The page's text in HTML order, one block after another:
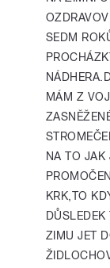
SEDM
MÁM Z
NA TO JAK
KRK,TO
ZIMU JET